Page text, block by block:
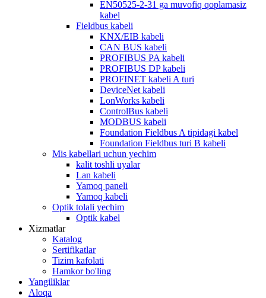
EN50525-2-31 ga muvofiq qoplamasiz
kabel
Fieldbus kabeli
KNX/EIB kabeli
CAN BUS kabeli
PROFIBUS PA kabeli
PROFIBUS DP kabeli
PROFINET kabeli A turi
DeviceNet kabeli
LonWorks kabeli
ControlBus kabeli
MODBUS kabeli
Foundation Fieldbus A tipidagi kabel
Foundation Fieldbus turi B kabeli
Mis kabellari uchun yechim
kalit toshli uyalar
Lan kabeli
Yamoq paneli
Yamoq kabeli
Optik tolali yechim
Optik kabel
Xizmatlar
Katalog
Sertifikatlar
Tizim kafolati
Hamkor bo'ling
Yangiliklar
Aloqa